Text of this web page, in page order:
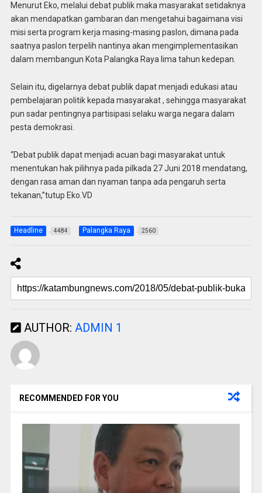
Menurut Eko, melalui debat publik maka masyarakat setidaknya
akan mendapatkan gambaran dan mengetahui bagaimana visi
misi serta program kerja masing-masing paslon, dimana pada
saatnya paslon terpelih nantinya akan mengimplementasikan
dalam membangun Kota Palangka Raya lima tahun kedepan.
Selain itu, digelarnya debat publik dapat menjadi edukasi atau
pembelajaran politik kepada masyarakat , sehingga masyarakat
pun sadar pentingnya partisipasi selaku warga negara dalam
pesta demokrasi.
“Debat publik dapat menjadi acuan bagi masyarakat untuk
menentukan hak pilihnya pada pilkada 27 Juni 2018 mendatang,
dengan rasa aman dan nyaman tanpa ada pengaruh serta
tekanan,”tutup Eko.VD
Headline 4484 Palangka Raya 2560
AUTHOR: ADMIN 1
RECOMMENDED FOR YOU